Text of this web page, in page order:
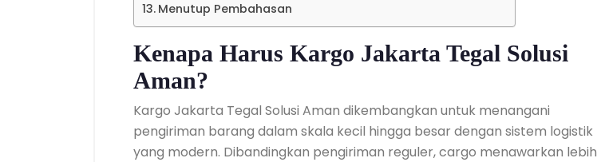
Menutup Pembahasan
Kenapa Harus Kargo Jakarta Tegal Solusi
Aman?
Kargo Jakarta Tegal Solusi Aman dikembangkan untuk menangani
pengiriman barang dalam skala kecil hingga besar dengan sistem logistik
yang modern. Dibandingkan pengiriman reguler, cargo menawarkan lebih